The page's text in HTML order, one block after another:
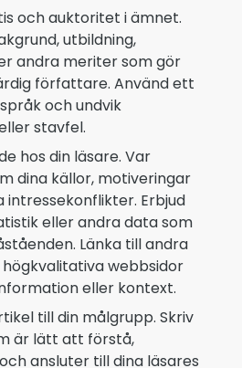
och auktoritet i ämnet.
utbildning,
andra meriter som gör
författare. Använd ett
och undvik
stavfel.
hos din läsare. Var
dina källor, motiveringar
intressekonflikter. Erbjud
eller andra data som
Länka till andra
webbsidor
eller kontext.
till din målgrupp. Skriv
är lätt att förstå,
ansluter till dina läsares